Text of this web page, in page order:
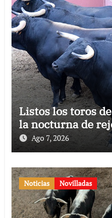
Listos los toros
la nocturna de
Ago 7, 2026
Noticias Novilladas